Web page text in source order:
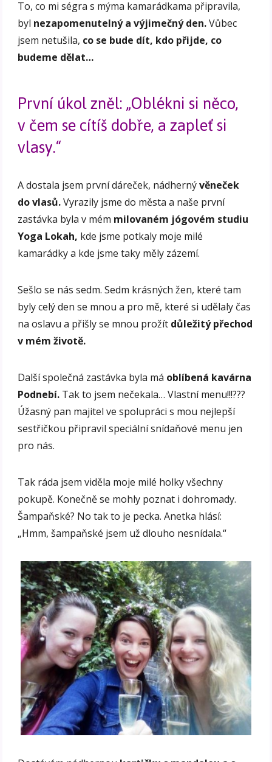
To, co mi ségra s mýma kamarádkama připravila,
byl nezapomenutelný a výjimečný den.Vůbec
jsem netušila, co se bude dít, kdo přijde, co
budeme dělat…
První úkol zněl: „Oblékni si něco,
v čem se cítíš dobře, a zapleť si
vlasy.“
A dostala jsem první dáreček, nádhernývěneček
do vlasů.Vyrazily jsme do města a naše první
zastávka byla v mém milovaném jógovém studiu
Yoga Lokah, kde jsme potkaly moje milé
kamarádky a kde jsme taky měly zázemí.
Sešlo se nás sedm. Sedm krásných žen, které tam
byly celý den se mnou a pro mě, které si udělaly čas
na oslavu a přišly se mnou prožít důležitý přechod
v mém životě.
Další společná zastávka byla má oblíbená kavárna
Podnebí. Tak to jsem nečekala… Vlastní menu!!!???
Úžasný pan majitel ve spolupráci s mou nejlepší
sestřičkou připravil speciální snídaňové menu jen
pro nás.
Tak ráda jsem viděla moje milé holky všechny
pokupě. Konečně se mohly poznat i dohromady.
Šampaňské? No tak to je pecka. Anetka hlásí:
„Hmm, šampaňské jsem už dlouho nesnídala.“